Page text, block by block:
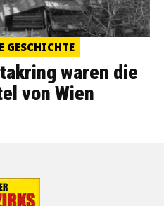
GESCHICHTE
waren die
von Wien